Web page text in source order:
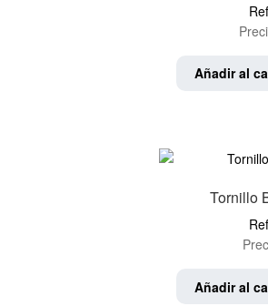
Añadir al
Tornillo
Añadir al